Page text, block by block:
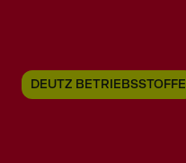
DEUTZ BETRIEBSSTOFFE